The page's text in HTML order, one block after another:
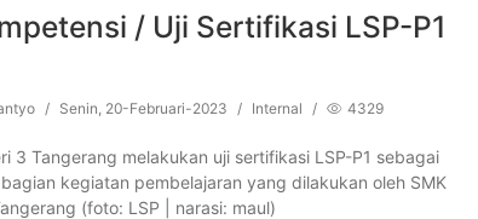
/ Uji Sertifikasi LSP-P1
/ Senin, 20-Februari-2023 / Internal / 4329
3 Tangerang melakukan uji sertifikasi LSP-P1 sebagai
kegiatan pembelajaran yang dilakukan oleh SMK
(foto: LSP | narasi: maul)